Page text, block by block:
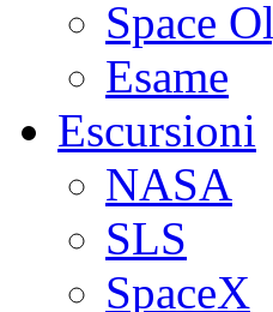
Space
Esame
Escursioni
NASA
SLS
SpaceX